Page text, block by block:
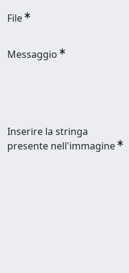
File
Messaggio
Inserire la stringa
presente nell'immagine